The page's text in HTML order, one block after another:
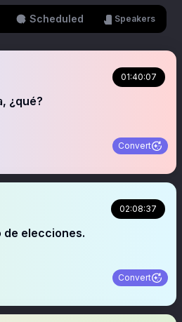
Scheduled Speakers
01:40:07
¿qué?
Convert
02:08:37
de elecciones.
Convert